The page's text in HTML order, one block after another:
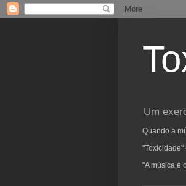
Um
Quando a
"Toxicidade"
"A música é